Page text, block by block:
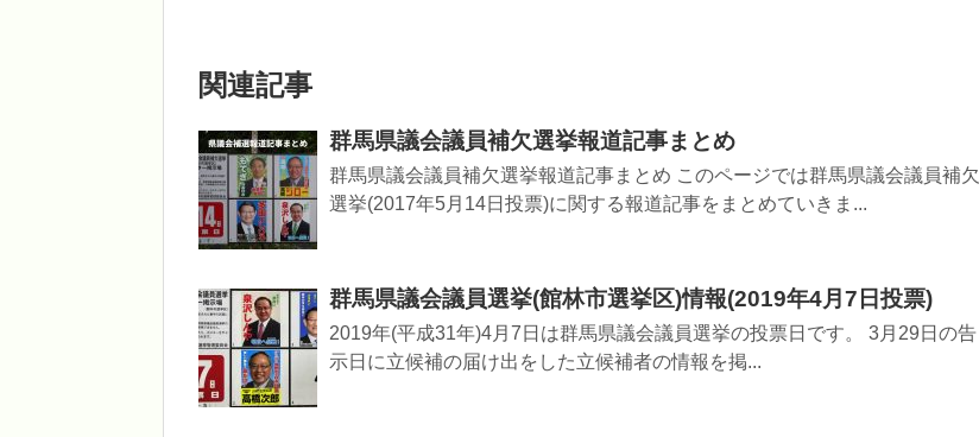
関連記事
群馬県議会議員補欠選挙報道記事まとめ
群馬県議会議員補欠選挙報道記事まとめ このページでは群馬県議会議員補欠
選挙(2017年5月14日投票)に関する報道記事をまとめていきま...
群馬県議会議員選挙(館林市選挙区)情報(2019年4月7日投票)
2019年(平成31年)4月7日は群馬県議会議員選挙の投票日です。 3月29日の告
示日に立候補の届け出をした立候補者の情報を掲...